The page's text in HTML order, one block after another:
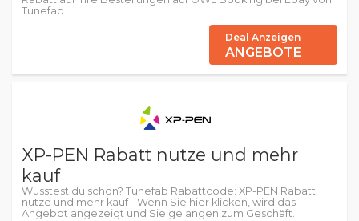
Tunefab
Deal Anzeigen
ANGEBOTE
XP-PEN Rabatt nutze und mehr
kauf
Wusstest du schon? Tunefab Rabattcode: XP-PEN Rabatt
nutze und mehr kauf - Wenn Sie hier klicken, wird das
Angebot angezeigt und Sie gelangen zum Geschäft.